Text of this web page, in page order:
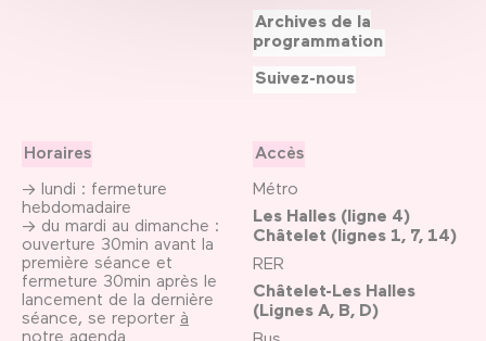
Horaires
→ lundi : fermeture
hebdomadaire
→ du mardi au dimanche :
ouverture 30min avant la
première séance et
fermeture 30min après le
lancement de la dernière
séance, se reporter à
notre agenda
Accès
Métro
Les Halles (ligne 4)
Châtelet (lignes 1, 7, 14)
RER
Châtelet-Les Halles
(Lignes A, B, D)
Archives de la
programmation
Suivez-nous